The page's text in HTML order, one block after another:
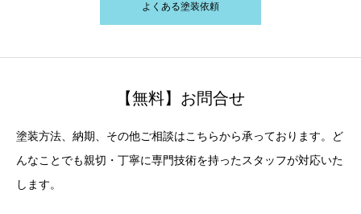
よくある塗装依頼
【無料】お問合せ
塗装方法、納期、その他ご相談はこちらから承っております。ど
んなことでも親切・丁寧に専門技術を持ったスタッフが対応いた
します。